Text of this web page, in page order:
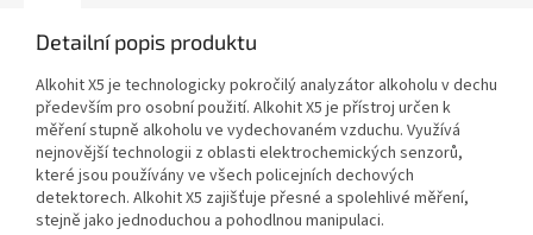
Detailní popis produktu
Alkohit X5 je technologicky pokročilý analyzátor alkoholu v dechu
především pro osobní použití. Alkohit X5 je přístroj určen k
měření stupně alkoholu ve vydechovaném vzduchu. Využívá
nejnovější technologii z oblasti elektrochemických senzorů,
které jsou používány ve všech policejních dechových
detektorech. Alkohit X5 zajišťuje přesné a spolehlivé měření,
stejně jako jednoduchou a pohodlnou manipulaci.